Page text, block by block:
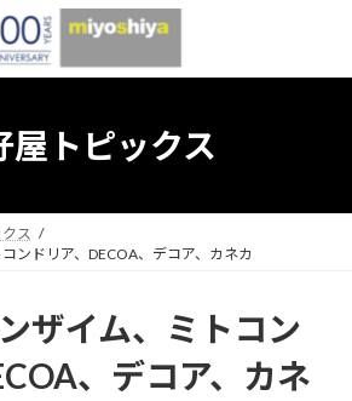
屋トピックス
ス
ンドリア、DECOA、デコア、カネカ
ザイム、ミトコン
、デコア、カネ